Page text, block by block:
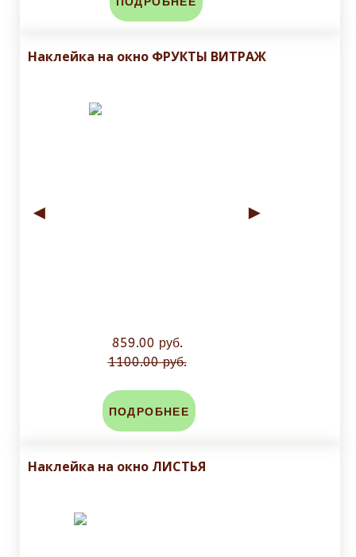
Наклейка на окно ФРУКТЫ ВИТРАЖ
◄ ►
859.00 руб.
1100.00 руб.
ПОДРОБНЕЕ
Наклейка на окно ЛИСТЬЯ